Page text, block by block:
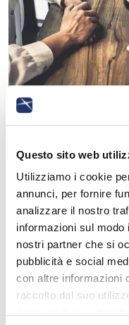
Questo sito web
Utilizziamo i cookie
annunci, per fornire
analizzare il nostro
informazioni sul
nostri partner che si
pubblicità e social
con altre informazioni
raccolto dal suo
Licenziamento
Con la sentenza n.
ha chiarito i confini
licenziamento
fatto affrontato La
Leggi di più